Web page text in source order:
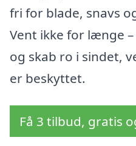
fri for blade, snavs
Vent ikke for længe
og skab ro i sindet,
er beskyttet.
Få 3 tilbud, gratis